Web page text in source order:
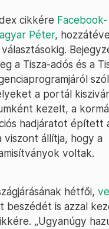
cikkére Facebook-
Péter,
a Tisza-adós és a
a portál
kezelt, a
hadjáratot épített
viszont állítja, hogy a
voltak.
hétfői,
beszédét is azzal
„Ugyanúgy